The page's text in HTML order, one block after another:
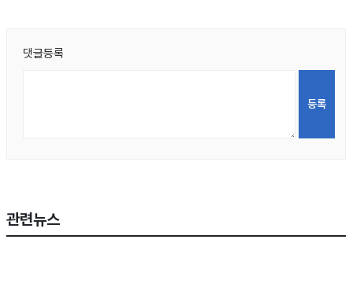
댓글등록
관련뉴스